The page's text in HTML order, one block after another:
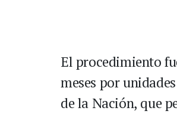
El procedimiento
meses por
de la Nación, que